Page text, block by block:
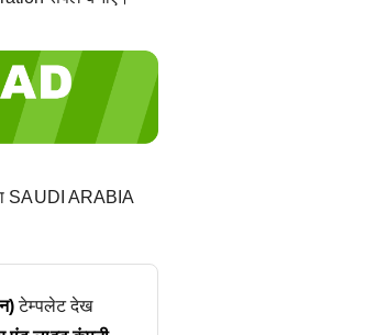
SAUDI ARABIA
टेम्पलेट देख